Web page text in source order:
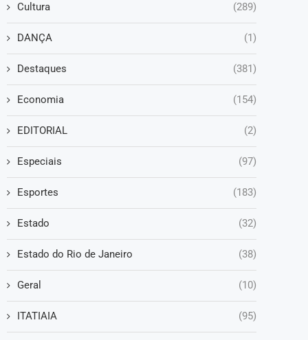
Cultura (289)
DANÇA (1)
Destaques (381)
Economia (154)
EDITORIAL (2)
Especiais (97)
Esportes (183)
Estado (32)
Estado do Rio de Janeiro (38)
Geral (10)
ITATIAIA (95)